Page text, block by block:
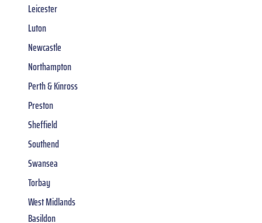
Leicester
Luton
Newcastle
Northampton
Perth & Kinross
Preston
Sheffield
Southend
Swansea
Torbay
West Midlands
Basildon